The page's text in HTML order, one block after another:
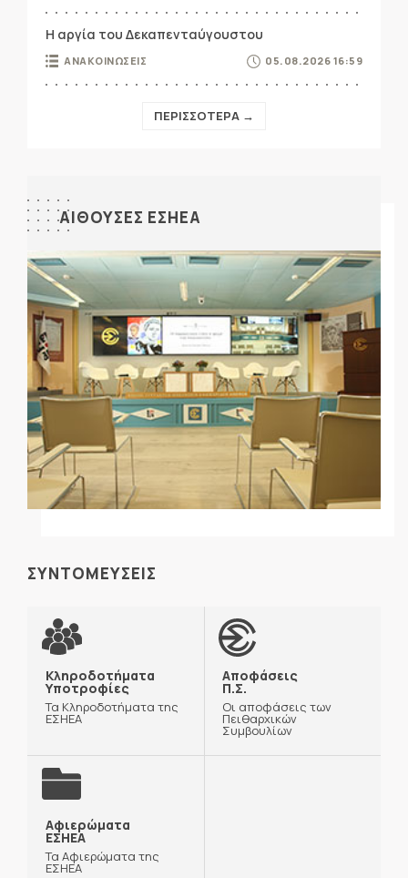
Η αργία του Δεκαπενταύγουστου
ΑΝΑΚΟΙΝΩΣΕΙΣ 05.08.2026 16:59
ΠΕΡΙΣΣΟΤΕΡΑ →
ΑΙΘΟΥΣΕΣ ΕΣΗΕΑ
ΣΥΝΤΟΜΕΥΣΕΙΣ
Κληροδοτήματα
Υποτροφίες
Τα Κληροδοτήματα της
ΕΣΗΕΑ
Αποφάσεις
Π.Σ.
Οι αποφάσεις των
Πειθαρχικών
Συμβουλίων
Αφιερώματα
ΕΣΗΕΑ
Τα Αφιερώματα της
ΕΣΗΕΑ